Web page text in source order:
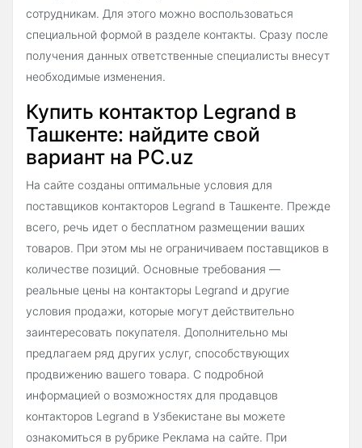
сотрудникам. Для этого можно воспользоваться
специальной формой в разделе контакты. Сразу после
получения данных ответственные специалисты внесут
необходимые изменения.
Купить контактор Legrand в
Ташкенте: найдите свой
вариант на PC.uz
На сайте созданы оптимальные условия для
поставщиков контакторов Legrand в Ташкенте. Прежде
всего, речь идет о бесплатном размещении ваших
товаров. При этом мы не ограничиваем поставщиков в
количестве позиций. Основные требования —
реальные цены на контакторы Legrand и другие
условия продажи, которые могут действительно
заинтересовать покупателя. Дополнительно мы
предлагаем ряд других услуг, способствующих
продвижению вашего товара. С подробной
информацией о возможностях для продавцов
контакторов Legrand в Узбекистане вы можете
ознакомиться в рубрике Реклама на сайте. При